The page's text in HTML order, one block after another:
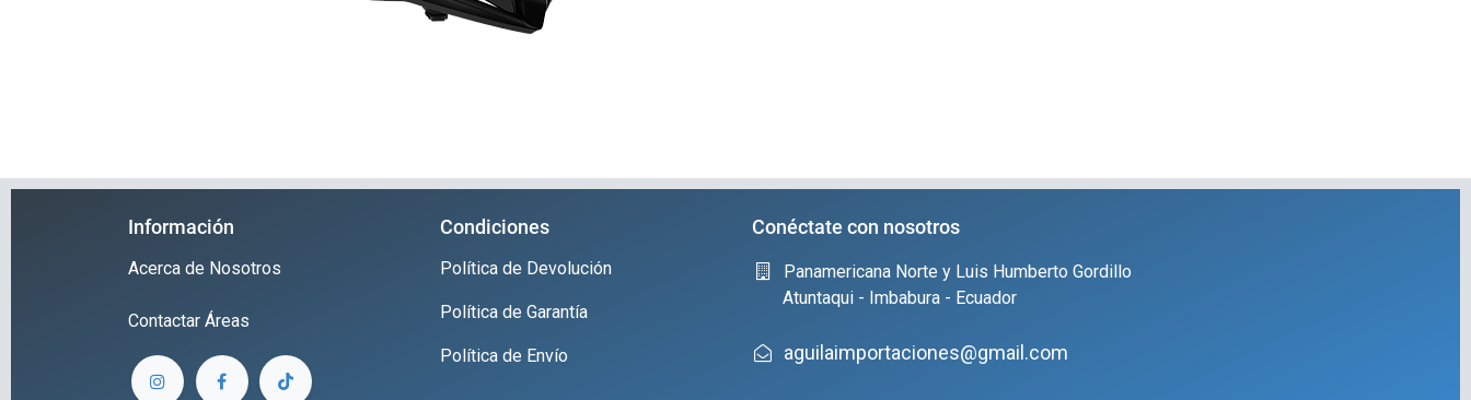
Información
Acerca de Nosotros
Contactar Áreas
Condiciones
Política de Devolución
Política de Garantía
Política de Envío
Conéctate con nosotros
Panamericana Norte y Luis Humberto Gordillo
Atuntaqui - Imbabura - Ecuador
aguilaimportaciones@gmail.com